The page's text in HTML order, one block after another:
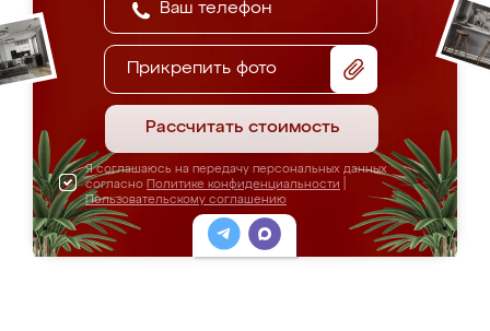
Прикрепить фото
Рассчитать стоимость
Я соглашаюсь на передачу персональных данных
согласно Политике конфиденциальности
Пользовательскому соглашению